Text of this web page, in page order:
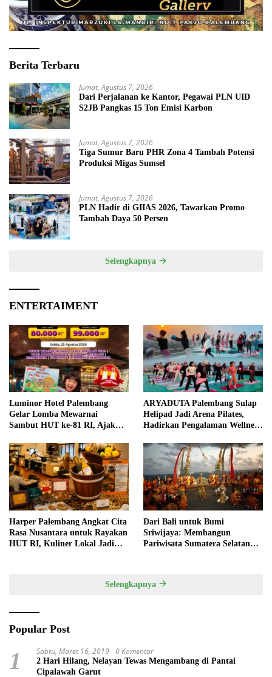
Berita Terbaru
Jumat, Agustus 7, 2026
Dari Perjalanan ke Kantor, Pegawai PLN UID
S2JB Pangkas 15 Ton Emisi Karbon
Jumat, Agustus 7, 2026
Tiga Sumur Baru PHR Zona 4 Tambah Potensi
Produksi Migas Sumsel
Jumat, Agustus 7, 2026
PLN Hadir di GIIAS 2026, Tawarkan Promo
Tambah Daya 50 Persen
Selengkapnya
ENTERTAIMENT
Luminor Hotel Palembang
Gelar Lomba Mewarnai
Sambut HUT ke-81 RI, Ajak
ARYADUTA Palembang Sulap
Helipad Jadi Arena Pilates,
Hadirkan Pengalaman Wellness
Harper Palembang Angkat Cita
Rasa Nusantara untuk Rayakan
HUT RI, Kuliner Lokal Jadi
Dari Bali untuk Bumi
Sriwijaya: Membangun
Pariwisata Sumatera Selatan
Selengkapnya
Popular Post
1 Sabtu, Maret 16, 2019 0 Komentar
2 Hari Hilang, Nelayan Tewas Mengambang di Pantai
Cipalawah Garut